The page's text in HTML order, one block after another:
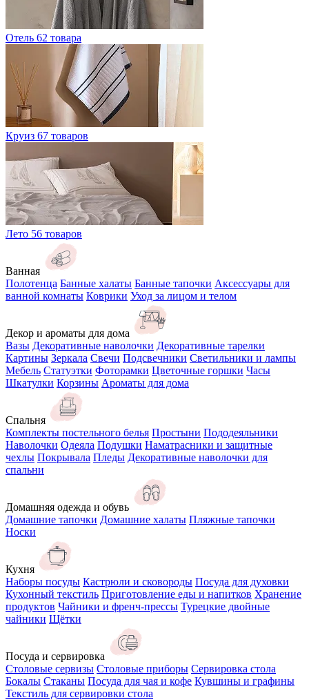
Отель 62 товара
Круиз 67 товаров
Лето 56 товаров
Ванная
Полотенца Банные халаты Банные тапочки Аксессуары для
ванной комнаты Коврики Уход за лицом и телом
Декор и ароматы для дома
Вазы Декоративные наволочки Декоративные тарелки
Картины Зеркала Свечи Подсвечники Светильники и лампы
Мебель Статуэтки Фоторамки Цветочные горшки Часы
Шкатулки Корзины Ароматы для дома
Спальня
Комплекты постельного белья Простыни Пододеяльники
Наволочки Одеяла Подушки Наматрасники и защитные
чехлы Покрывала Пледы Декоративные наволочки для
спальни
Домашняя одежда и обувь
Домашние тапочки Домашние халаты Пляжные тапочки
Носки
Кухня
Наборы посуды Кастрюли и сковороды Посуда для духовки
Кухонный текстиль Приготовление еды и напитков Хранение
продуктов Чайники и френч-прессы Турецкие двойные
чайники Щётки
Посуда и сервировка
Столовые сервизы Столовые приборы Сервировка стола
Бокалы Стаканы Посуда для чая и кофе Кувшины и графины
Текстиль для сервировки стола